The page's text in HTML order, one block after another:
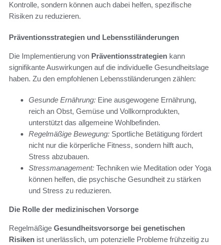
Kontrolle, sondern können auch dabei helfen, spezifische
Risiken zu reduzieren.
Präventionsstrategien und Lebensstiländerungen
Die Implementierung von Präventionsstrategien kann
signifikante Auswirkungen auf die individuelle Gesundheitslage
haben. Zu den empfohlenen Lebensstiländerungen zählen:
Gesunde Ernährung: Eine ausgewogene Ernährung,
reich an Obst, Gemüse und Vollkornprodukten,
unterstützt das allgemeine Wohlbefinden.
Regelmäßige Bewegung: Sportliche Betätigung fördert
nicht nur die körperliche Fitness, sondern hilft auch,
Stress abzubauen.
Stressmanagement: Techniken wie Meditation oder Yoga
können helfen, die psychische Gesundheit zu stärken
und Stress zu reduzieren.
Die Rolle der medizinischen Vorsorge
Regelmäßige Gesundheitsvorsorge bei genetischen
Risiken ist unerlässlich, um potenzielle Probleme frühzeitig zu